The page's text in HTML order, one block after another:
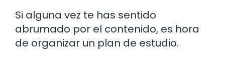
Si alguna vez te has sentido
abrumado por el contenido, es hora
de organizar un plan de estudio.